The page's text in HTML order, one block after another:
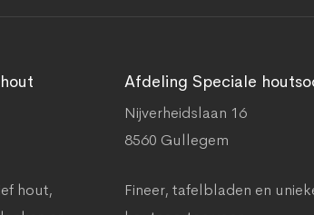
hout,
Afdeling Speciale
Nijverheidslaan 16
8560 Gullegem
Fineer, tafelbladen en